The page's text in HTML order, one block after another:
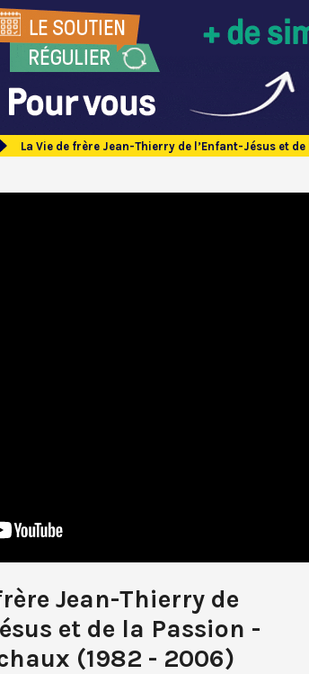
La Vie de frère Jean-Thierry de l’Enfant-Jésus et
Jean-Thierry de
et de la Passion -
(1982 - 2006)